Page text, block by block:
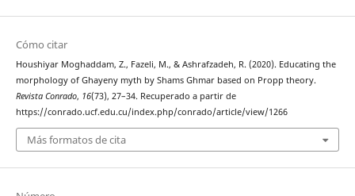
Cómo citar
Houshiyar Moghaddam, Z., Fazeli, M., & Ashrafzadeh, R. (2020). Educating the
morphology of Ghayeny myth by Shams Ghmar based on Propp theory.
Revista Conrado, 16(73), 27–34. Recuperado a partir de
https://conrado.ucf.edu.cu/index.php/conrado/article/view/1266
Más formatos de cita